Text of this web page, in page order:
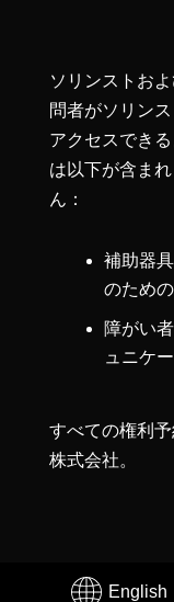
ソリンストお
問者がソリン
アクセスでき
は以下が含ま
ん：
補助器
のため
障がい
ュニケ
すべての権利
株式会社。
English